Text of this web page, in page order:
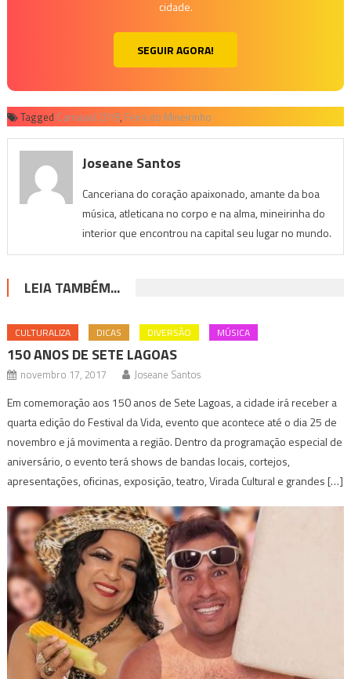
cidade.
SEGUIR AGORA!
Tagged Carnaval 2019, Feira do Mineirinho
Joseane Santos
Canceriana do coração apaixonado, amante da boa
música, atleticana no corpo e na alma, mineirinha do
interior que encontrou na capital seu lugar no mundo.
LEIA TAMBÉM...
CULTURALIZA DICAS DIVERSÃO MÚSICA
150 ANOS DE SETE LAGOAS
novembro 17, 2017 Joseane Santos
Em comemoração aos 150 anos de Sete Lagoas, a cidade irá receber a
quarta edição do Festival da Vida, evento que acontece até o dia 25 de
novembro e já movimenta a região. Dentro da programação especial de
aniversário, o evento terá shows de bandas locais, cortejos,
apresentações, oficinas, exposição, teatro, Virada Cultural e grandes […]